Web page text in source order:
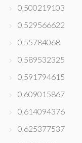
0,500219103
0,529566622
0,55784068
0,589532325
0,591794615
0,609015867
0,614094376
0,625377537